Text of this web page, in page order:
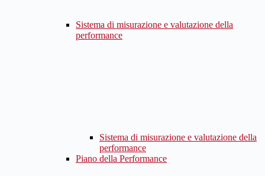
Sistema di misurazione e valutazione della
performance
Sistema di misurazione e valutazione della
performance
Piano della Performance